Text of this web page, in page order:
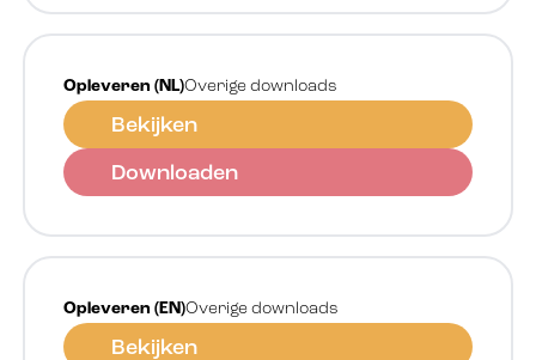
Opleveren (NL)Overige downloads
Bekijken
Downloaden
Opleveren (EN)Overige downloads
Bekijken